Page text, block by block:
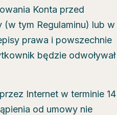
Konta przed
tym Regulaminu) lub w
prawa i powszechnie
będzie odwoływał
Internet w terminie 14
od umowy nie